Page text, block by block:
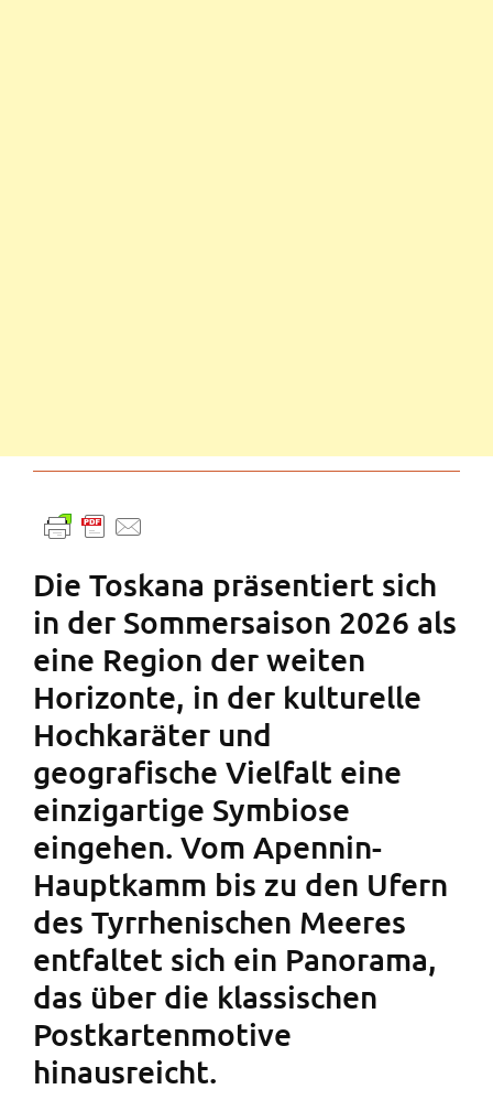
Die Toskana präsentiert sich
in der Sommersaison 2026 als
eine Region der weiten
Horizonte, in der kulturelle
Hochkaräter und
geografische Vielfalt eine
einzigartige Symbiose
eingehen. Vom Apennin-
Hauptkamm bis zu den Ufern
des Tyrrhenischen Meeres
entfaltet sich ein Panorama,
das über die klassischen
Postkartenmotive
hinausreicht.